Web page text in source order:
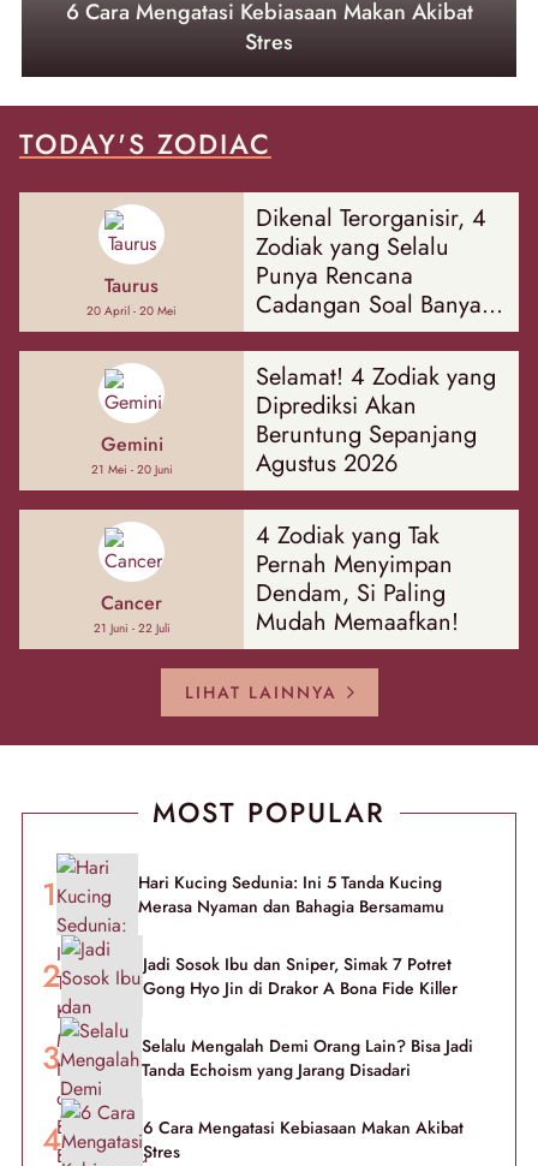
6 Cara Mengatasi Kebiasaan Makan Akibat
Stres
TODAY'S ZODIAC
Taurus
20 April - 20 Mei
Dikenal Terorganisir, 4
Zodiak yang Selalu
Punya Rencana
Cadangan Soal Banyak
Hal
Gemini
21 Mei - 20 Juni
Selamat! 4 Zodiak yang
Diprediksi Akan
Beruntung Sepanjang
Agustus 2026
Cancer
21 Juni - 22 Juli
4 Zodiak yang Tak
Pernah Menyimpan
Dendam, Si Paling
Mudah Memaafkan!
LIHAT LAINNYA
MOST POPULAR
Hari Kucing Sedunia: Ini 5 Tanda Kucing
Merasa Nyaman dan Bahagia Bersamamu
Jadi Sosok Ibu dan Sniper, Simak 7 Potret
Gong Hyo Jin di Drakor A Bona Fide Killer
Selalu Mengalah Demi Orang Lain? Bisa Jadi
Tanda Echoism yang Jarang Disadari
6 Cara Mengatasi Kebiasaan Makan Akibat
Stres